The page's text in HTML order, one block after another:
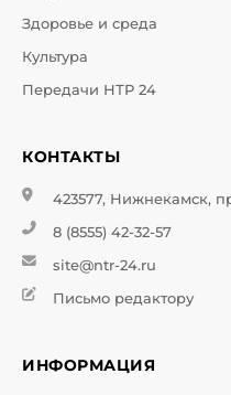
Здоровье и среда
Культура
Передачи НТР 24
КОНТАКТЫ
423577, Нижнекамск,
8 (8555) 42-32-57
site@ntr-24.ru
Письмо редактору
ИНФОРМАЦИЯ